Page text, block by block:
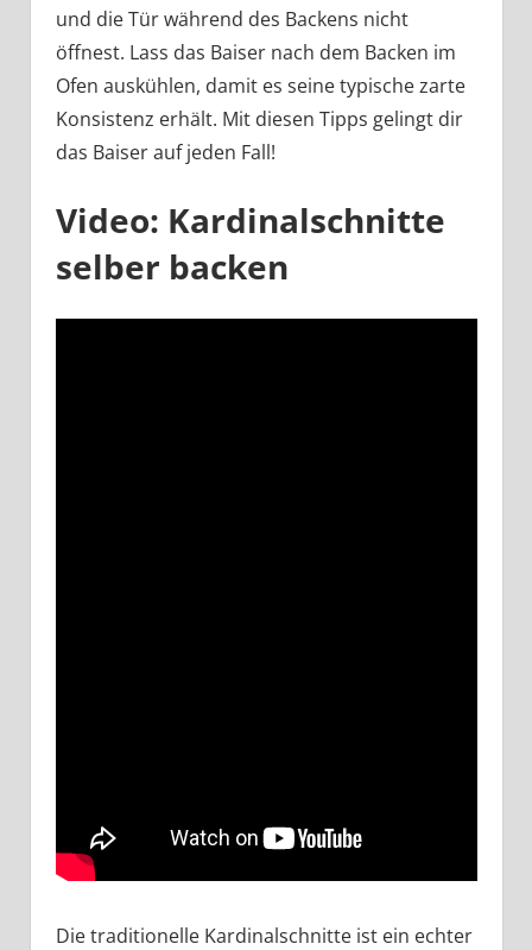
und die Tür während des Backens nicht
öffnest. Lass das Baiser nach dem Backen im
Ofen auskühlen, damit es seine typische zarte
Konsistenz erhält. Mit diesen Tipps gelingt dir
das Baiser auf jeden Fall!
Video: Kardinalschnitte
selber backen
Die traditionelle Kardinalschnitte ist ein echter